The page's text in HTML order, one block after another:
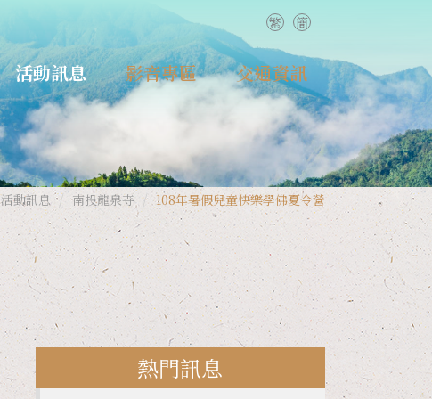
繁 簡
活動訊息
日月潭玄奘寺
德林念佛寺
南投龍泉寺
台中德林講堂
影音專區
網路共修
活動回顧
交通資訊
活動訊息 南投龍泉寺 108年暑假兒童快樂學佛夏令營
熱門訊息